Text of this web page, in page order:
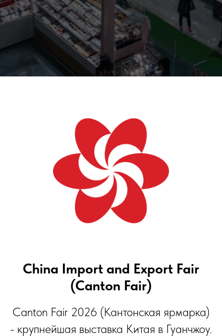
China Import and Export Fair
(Canton Fair)
Canton Fair 2026 (Кантонская ярмарка)
- крупнейшая выставка Китая в Гуанчжоу.